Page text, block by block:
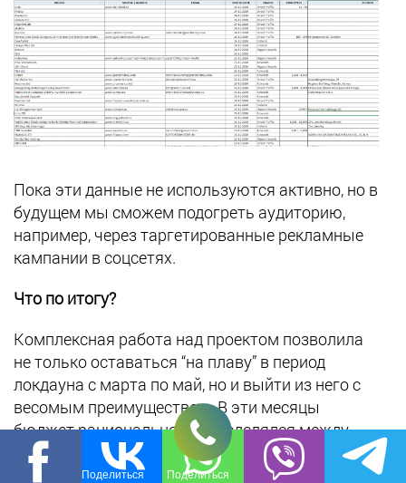
Пока эти данные не используются активно, но в
будущем мы сможем подогреть аудиторию,
например, через таргетированные рекламные
кампании в соцсетях.
Что по итогу?
Комплексная работа над проектом позволила
не только оставаться “на плаву” в период
локдауна с марта по май, но и выйти из него с
весомым преимуществом. В эти месяцы
бюджет рационально распределялся между
самыми конверсионными инструментами,
чтобы оставаться в поисковой выдаче.
Поделиться Поделиться